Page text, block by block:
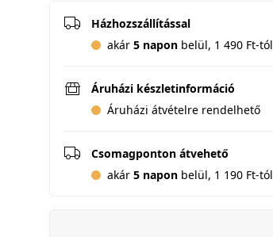
Házhozszállítással
akár 5 napon belül, 1 490 Ft-tól
Áruházi készletinformáció
Áruházi átvételre rendelhető
Csomagponton átvehető
akár 5 napon belül, 1 190 Ft-tól